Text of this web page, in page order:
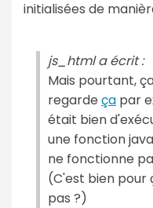
initialisées de
js_html a écrit :
Mais pourtant,
regarde ça par
était bien
une fonction
ne fonctionne
(C'est bien pour
pas ?)